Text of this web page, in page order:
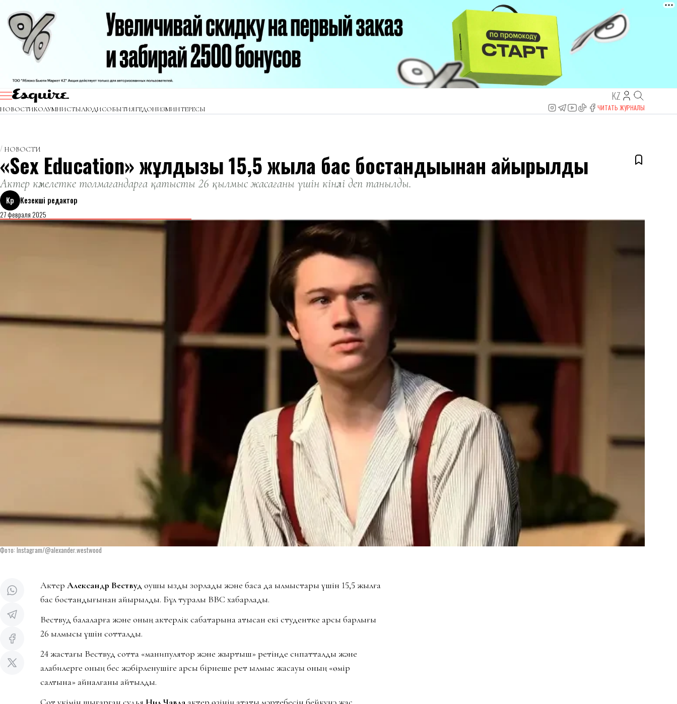
KZ
НОВОСТИКОЛУМНИСТЫЛЮДИСОБЫТИЯГЕДОНИЗМИНТЕРЕСЫ ЧИТАТЬ ЖУРНАЛЫ
НОВОСТИ
«Sex Education» жұлдызы 15,5 жылға бас бостандығынан айырылды
Актер кәмелетке толмағандарға қатысты 26 қылмыс жасағаны үшін кінәлі деп танылды.
Кр
Кезекші редактор
27 февраля 2025
Фото: Instagram/@alexander.westwood
Актер Александр Вествуд оқушы қызды зорлады және басқа да қылмыстары үшін 15,5 жылға
бас бостандығынан айырылды. Бұл туралы BBC хабарлады.
Вествуд балаларға және оның актерлік сабақтарына қатысқан екі студентке қарсы барлығы
26 қылмысы үшін сотталды.
24 жастағы Вествуд сотта «манипулятор және жыртқыш» ретінде сипатталды және
алқабилерге оның бес жәбірленушіге қарсы бірнеше рет қылмыс жасауы оның «өмір
салтына» айналғаны айтылды.